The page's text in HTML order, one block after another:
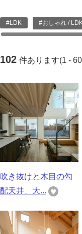
#LDK #おしゃれ /
102 件あります(1 -
吹き抜けと木目の勾
配天井、大...